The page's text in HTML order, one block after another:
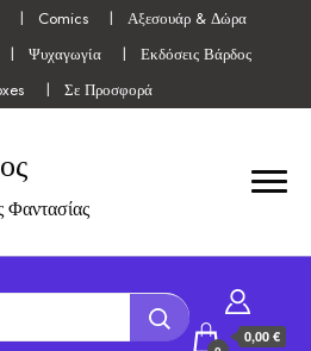
Comics
Αξεσουάρ & Δώρα
Ψυχαγωγία
Εκδόσεις Βάρδος
Σε Προσφορά
Φαντασίας
0,00 €